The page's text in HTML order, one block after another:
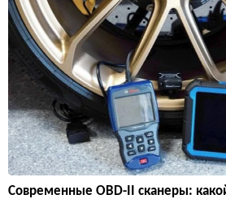
Современные OBD-II сканеры: